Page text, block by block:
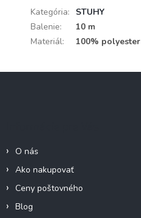
Kategória:
STUHY
Balenie:
10 m
Materiál: 100% polyester
O nás
Ako nakupovať
Ceny poštovného
Blog